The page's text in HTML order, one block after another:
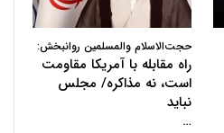
حجت‌الاسلام والمسلمین روانبخش:
راه مقابله با آمریکا مقاومت
است، نه مذاکره/ مجلس
نباید
…